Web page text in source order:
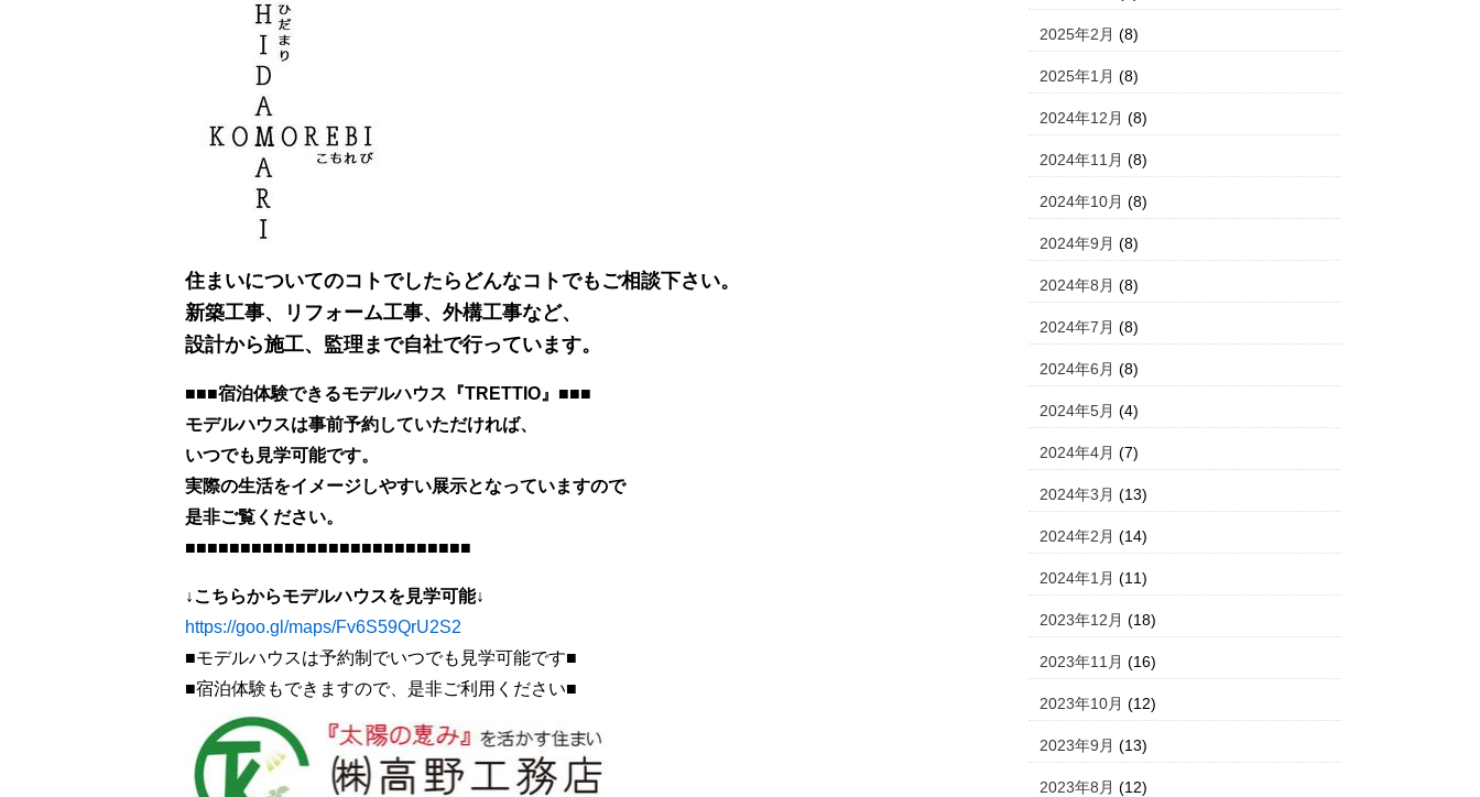
住まいについてのコトでしたらどんなコトでもご相談下さい。
新築工事、リフォーム工事、外構工事など、
設計から施工、監理まで自社で行っています。
■■■宿泊体験できるモデルハウス『TRETTIO』■■■
モデルハウスは事前予約していただければ、
いつでも見学可能です。
実際の生活をイメージしやすい展示となっていますので
是非ご覧ください。
■■■■■■■■■■■■■■■■■■■■■■■■■■
↓こちらからモデルハウスを見学可能↓
https://goo.gl/maps/Fv6S59QrU2S2
■モデルハウスは予約制でいつでも見学可能です■
■宿泊体験もできますので、是非ご利用ください■
2025年2月 (8)
2025年1月 (8)
2024年12月 (8)
2024年11月 (8)
2024年10月 (8)
2024年9月 (8)
2024年8月 (8)
2024年7月 (8)
2024年6月 (8)
2024年5月 (4)
2024年4月 (7)
2024年3月 (13)
2024年2月 (14)
2024年1月 (11)
2023年12月 (18)
2023年11月 (16)
2023年10月 (12)
2023年9月 (13)
2023年8月 (12)